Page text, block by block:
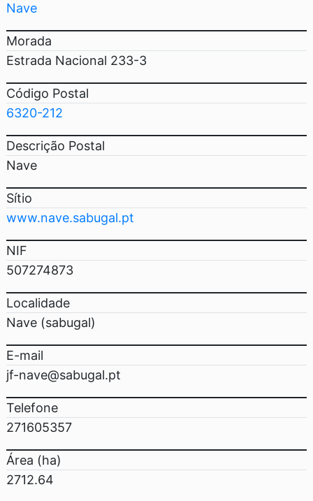
Nave
Morada
Estrada Nacional 233-3
Código Postal
6320-212
Descrição Postal
Nave
Sítio
www.nave.sabugal.pt
NIF
507274873
Localidade
Nave (sabugal)
E-mail
jf-nave@sabugal.pt
Telefone
271605357
Área (ha)
2712.64